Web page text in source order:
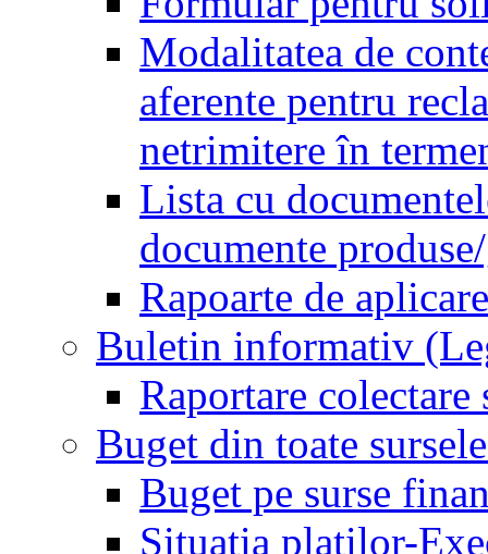
Modalitatea de
aferente pentru
netrimitere în
Lista cu
documente
Rapoarte de
Buletin informativ
Raportare colectare
Buget din toate
Buget pe surse
Situatia platilor-